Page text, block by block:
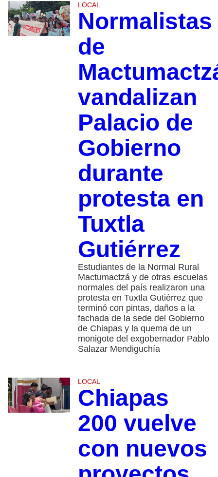
LOCAL
Normalistas
de
vandalizan
Palacio de
Gobierno
durante
protesta en
Tuxtla
Gutiérrez
Estudiantes de la Normal Rural
Mactumactzá y de otras escuelas
normales del país realizaron una
protesta en Tuxtla Gutiérrez que
terminó con pintas, daños a la
fachada de la sede del Gobierno
de Chiapas y la quema de un
monigote del exgobernador Pablo
Salazar Mendiguchía
LOCAL
Chiapas
200 vuelve
con nuevos